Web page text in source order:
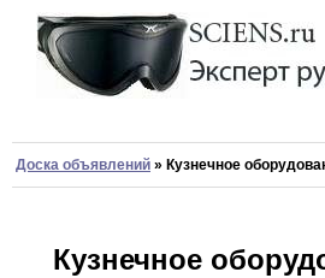
Доска объявлений » Кузнечное
Кузнечное